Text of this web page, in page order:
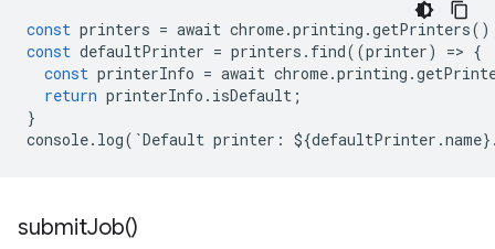
const printers = await chrome.printing .getPrinters
const defaultPrinter = printers . find((printer) => {
const printerInfo = await chrome.printing .
return printerInfo . isDefault ;
}
console. log( `Default printer : ${defaultPrinter .name}
submitJob()